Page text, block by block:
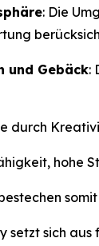
: Die
und Gebäck:
durch
hohe
setzt sich